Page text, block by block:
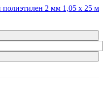
2 мм 1,05 х 25 м